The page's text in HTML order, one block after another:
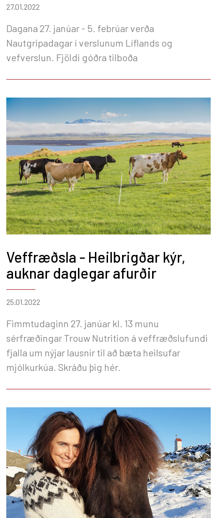
27.01.2022
Dagana 27. janúar - 5. febrúar verða
Nautgripadagar í verslunum Líflands og
vefverslun. Fjöldi góðra tilboða
Veffræðsla - Heilbrigðar kýr,
auknar daglegar afurðir
25.01.2022
Fimmtudaginn 27. janúar kl. 13 munu
sérfræðingar Trouw Nutrition á veffræðslufundi
fjalla um nýjar lausnir til að bæta heilsufar
mjólkurkúa. Skráðu þig hér.